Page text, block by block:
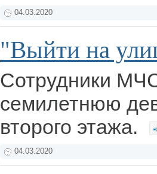
04.03.2020
"Выйти на
Сотрудники
семилетнюю
второго этажа.
04.03.2020